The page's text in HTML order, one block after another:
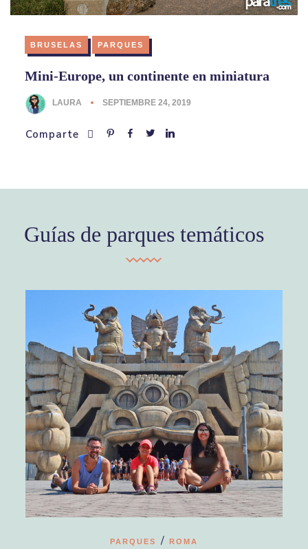
BRUSELAS PARQUES
Mini-Europe, un continente en miniatura
LAURA SEPTIEMBRE 24, 2019
Comparte
Guías de parques temáticos
PARQUES / ROMA